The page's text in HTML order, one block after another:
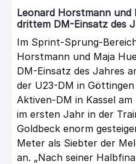
Leonard Horstmann und
drittem DM-Einsatz des
Im Sprint-Sprung-
Horstmann und Maja
DM-Einsatz des Jahres
der U23-DM in
Aktiven-DM in Kassel
im ersten Jahr in der
Goldbeck enorm
Meter als Siebter der
an. „Nach seiner